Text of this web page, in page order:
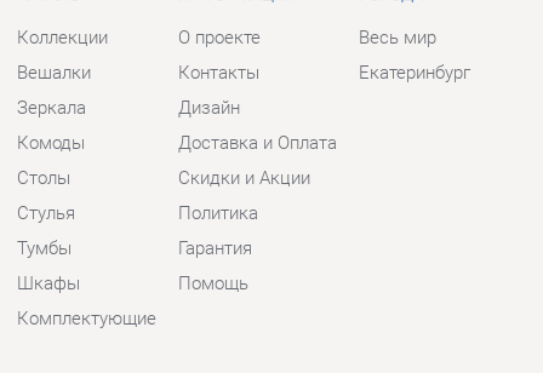
Стулья
Тумбы
Шкафы
Комплектующие
Политика
Гарантия
Помощь
КОНТАКТЫ
Шоурум и склад самовывоза
Адрес: г. Екатеринбург, пер.
Базовый, 47